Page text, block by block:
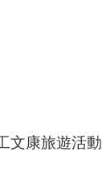
文康旅遊活動